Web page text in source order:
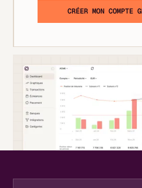
CRÉER MON COMPTE